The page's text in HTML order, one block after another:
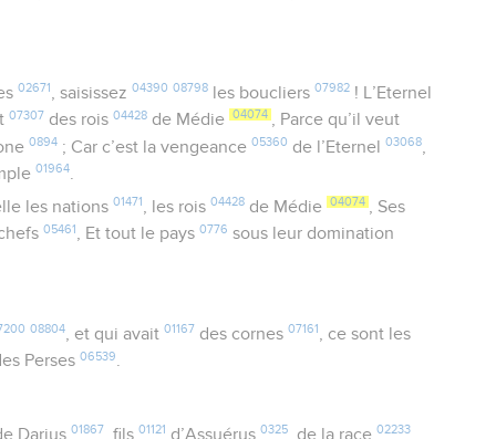
02671 , saisissez 04390 08798les boucliers 07982! L’Eternel
07307 des rois04428 de Médie 04074 , Parce qu’il veut
0894 ; Car c’est la vengeance05360 de l’Eternel03068
01964
les nations 01471 , les rois 04428de Médie 04074 , Ses
05461 , Et tout le pays0776 sous leur domination
08804, et qui avait 01167 des cornes 07161 , ce sont les
Perses06539.
Darius 01867 , fils 01121 d’Assuérus 0325, de la race 02233